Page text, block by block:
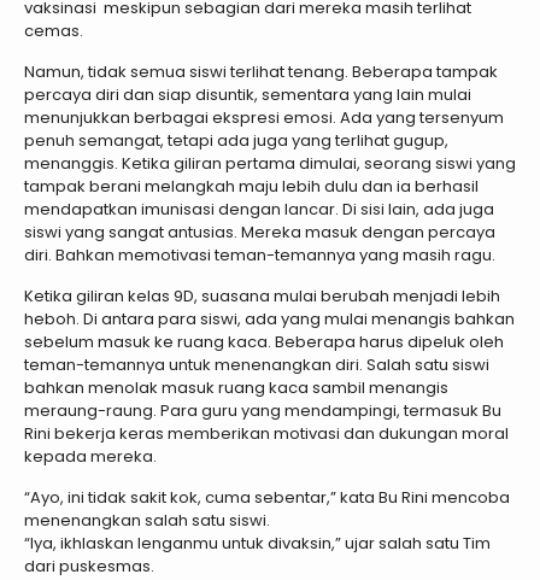
vaksinasi meskipun sebagian dari mereka masih terlihat
cemas.
Namun, tidak semua siswi terlihat tenang. Beberapa tampak
percaya diri dan siap disuntik, sementara yang lain mulai
menunjukkan berbagai ekspresi emosi. Ada yang tersenyum
penuh semangat, tetapi ada juga yang terlihat gugup,
menanggis. Ketika giliran pertama dimulai, seorang siswi yang
tampak berani melangkah maju lebih dulu dan ia berhasil
mendapatkan imunisasi dengan lancar. Di sisi lain, ada juga
siswi yang sangat antusias. Mereka masuk dengan percaya
diri. Bahkan memotivasi teman-temannya yang masih ragu.
Ketika giliran kelas 9D, suasana mulai berubah menjadi lebih
heboh. Di antara para siswi, ada yang mulai menangis bahkan
sebelum masuk ke ruang kaca. Beberapa harus dipeluk oleh
teman-temannya untuk menenangkan diri. Salah satu siswi
bahkan menolak masuk ruang kaca sambil menangis
meraung-raung. Para guru yang mendampingi, termasuk Bu
Rini bekerja keras memberikan motivasi dan dukungan moral
kepada mereka.
“Ayo, ini tidak sakit kok, cuma sebentar,” kata Bu Rini mencoba
menenangkan salah satu siswi.
“Iya, ikhlaskan lenganmu untuk divaksin,” ujar salah satu Tim
dari puskesmas.